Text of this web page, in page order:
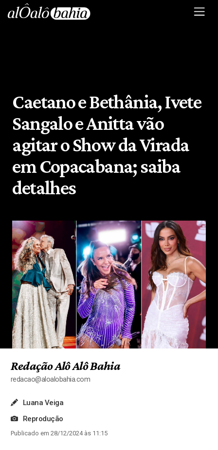
Caetano e Bethânia, Ivete
Sangalo e Anitta vão
agitar o Show da Virada
em Copacabana; saiba
detalhes
Redação Alô Alô Bahia
redacao@aloalobahia.com
Luana Veiga
Reprodução
Publicado em 28/12/2024 às 11:15